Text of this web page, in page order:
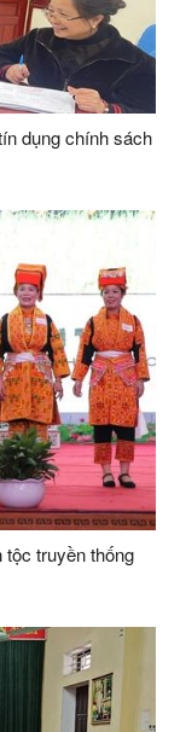
dụng chính sách
tộc truyền thống